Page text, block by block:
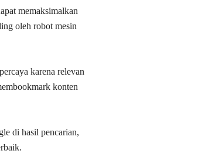
memaksimalkan
oleh robot mesin
karena relevan
konten
di hasil pencarian,